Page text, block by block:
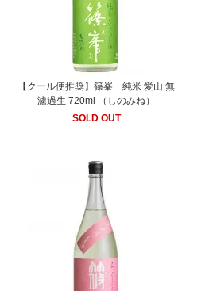
【クール便推奨】篠峯 純米 愛山 無
濾過生 720ml （しのみね）
SOLD OUT